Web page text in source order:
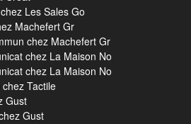
Les Sales Go
Machefert Gr
chez Machefert Gr
chez La Maison No
chez La Maison No
Tactile
Gust
Gust